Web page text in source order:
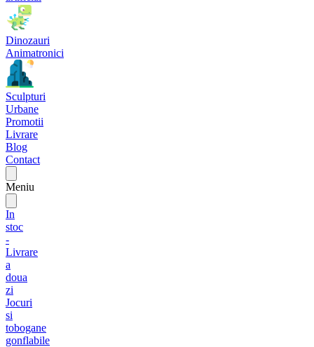
Dinozauri
Animatronici
Sculpturi
Urbane
Promotii
Livrare
Blog
Contact
Meniu
In
stoc
-
Livrare
a
doua
zi
Jocuri
si
tobogane
gonflabile